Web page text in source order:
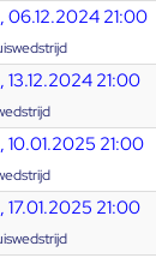
06.12.2024 21:00
13.12.2024 21:00
10.01.2025 21:00
17.01.2025 21:00